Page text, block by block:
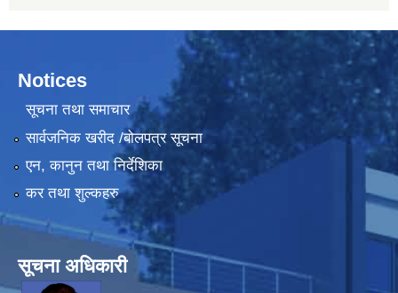
Notices
सूचना तथा समाचार
सार्वजनिक खरीद /बोलपत्र सूचना
एन, कानुन तथा निर्देशिका
कर तथा शुल्कहरु
सूचना अधिकारी